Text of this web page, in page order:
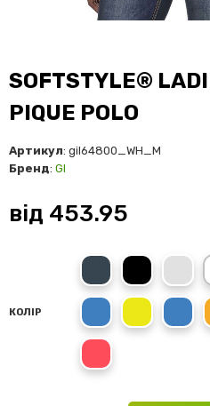
SOFTSTYLE®
PIQUE POLO
Артикул: gil64800_WH_M
Бренд: GI
від 453.95
КОЛІР
CharcoalBlack Sport
Royal BlueDaisy Sapphire
Bright Salmon